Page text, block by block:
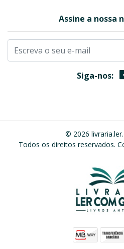
Assine a nossa
Siga-nos:
© 2026
Todos os direitos reservados.